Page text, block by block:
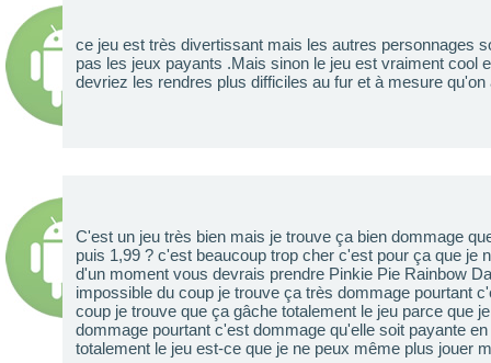
ce jeu est très divertissant mais les autres personnages
pas les jeux payants .Mais sinon le jeu est vraiment
devriez les rendres plus difficiles au fur et à mesure
C'est un jeu très bien mais je trouve ça bien dommage
puis 1,99 ? c'est beaucoup trop cher c'est pour ça que je
d'un moment vous devrais prendre Pinkie Pie Rainbow
impossible du coup je trouve ça très dommage pourtant
coup je trouve que ça gâche totalement le jeu parce que
dommage pourtant c'est dommage qu'elle soit payante
totalement le jeu est-ce que je ne peux même plus jouer